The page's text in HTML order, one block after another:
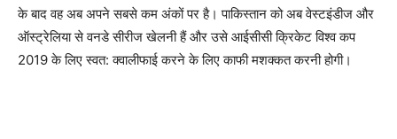
के बाद वह अब अपने सबसे कम अंकों पर है। पाकिस्तान को अब वेस्टइंडीज और
ऑस्ट्रेलिया से वनडे सीरीज खेलनी हैं और उसे आईसीसी क्रिकेट विश्व कप
2019 के लिए स्वत: क्वालीफाई करने के लिए काफी मशक्कत करनी होगी।